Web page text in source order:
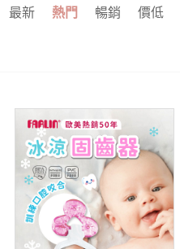
最新 熱門 暢銷 價低